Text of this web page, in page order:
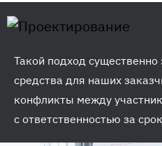
Такой подход существенно
средства для наших
конфликты между
с ответственностью за